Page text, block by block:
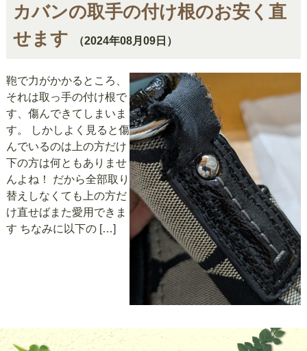
カバンの取手の付け根のお安く直
せます
（2024年08月09日）
鞄で力がかかるところ、
それは取っ手の付け根で
す、傷んできてしまいま
す。 しかしよく見ると傷
んでいるのは上の方だけ
下の方は何ともありませ
んよね！ だから全部取り
替えしなくても上の方だ
け直せばまた愛用できま
す ちなみに以下の […]